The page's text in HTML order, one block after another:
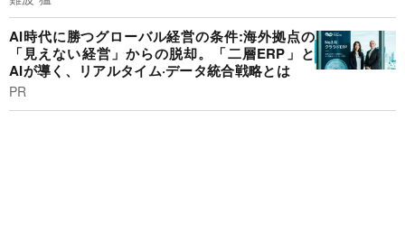
AI時代に勝つグローバル経営の条件:海外拠点の
「見えない経営」からの脱却。「二層ERP」と
AIが導く、リアルタイム·データ統合戦略とは
PR